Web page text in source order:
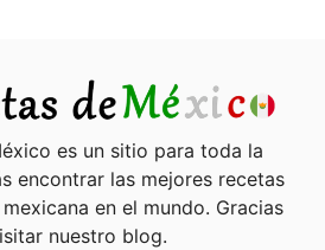
es un sitio para toda la
encontrar las mejores recetas
en el mundo. Gracias
nuestro blog.